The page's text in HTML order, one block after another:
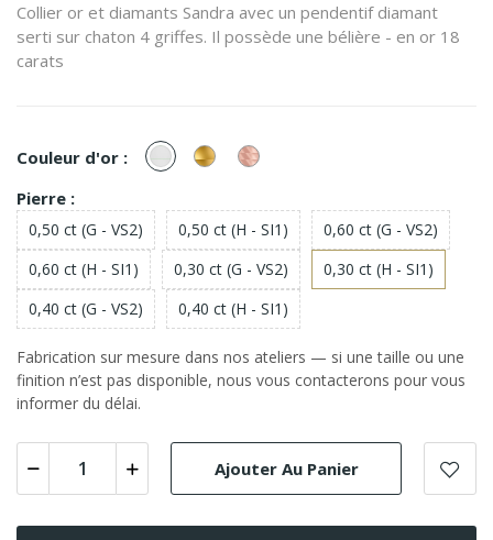
Collier or et diamants Sandra avec un pendentif diamant
serti sur chaton 4 griffes. Il possède une bélière - en or 18
carats
Couleur d'or : or
Blanc
or
Jaune
or
Rose
Pierre :
0,50 ct (G - VS2) 0,50 ct (H - SI1)
0,60 ct (G - VS2)
0,60 ct (H - SI1)
0,30 ct (G - VS2)
0,30 ct (H - SI1)
0,40 ct (G - VS2)
0,40 ct (H - SI1)
Fabrication sur mesure dans nos ateliers — si une taille ou une
finition n’est pas disponible, nous vous contacterons pour vous
informer du délai.
Ajouter Au Panier